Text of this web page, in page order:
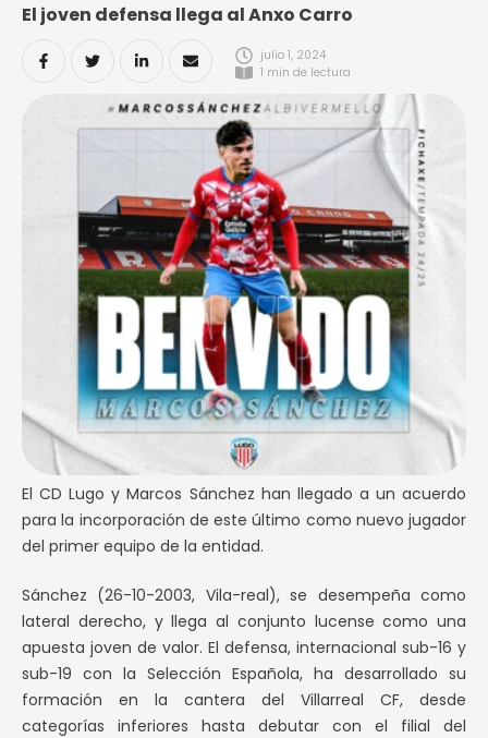
El joven defensa llega al Anxo Carro
julio 1, 2024
1 min de lectura
El CD Lugo y Marcos Sánchez han llegado a un acuerdo
para la incorporación de este último como nuevo jugador
del primer equipo de la entidad.
Sánchez (26-10-2003, Vila-real), se desempeña como
lateral derecho, y llega al conjunto lucense como una
apuesta joven de valor. El defensa, internacional sub-16 y
sub-19 con la Selección Española, ha desarrollado su
formación en la cantera del Villarreal CF, desde
categorías inferiores hasta debutar con el filial del